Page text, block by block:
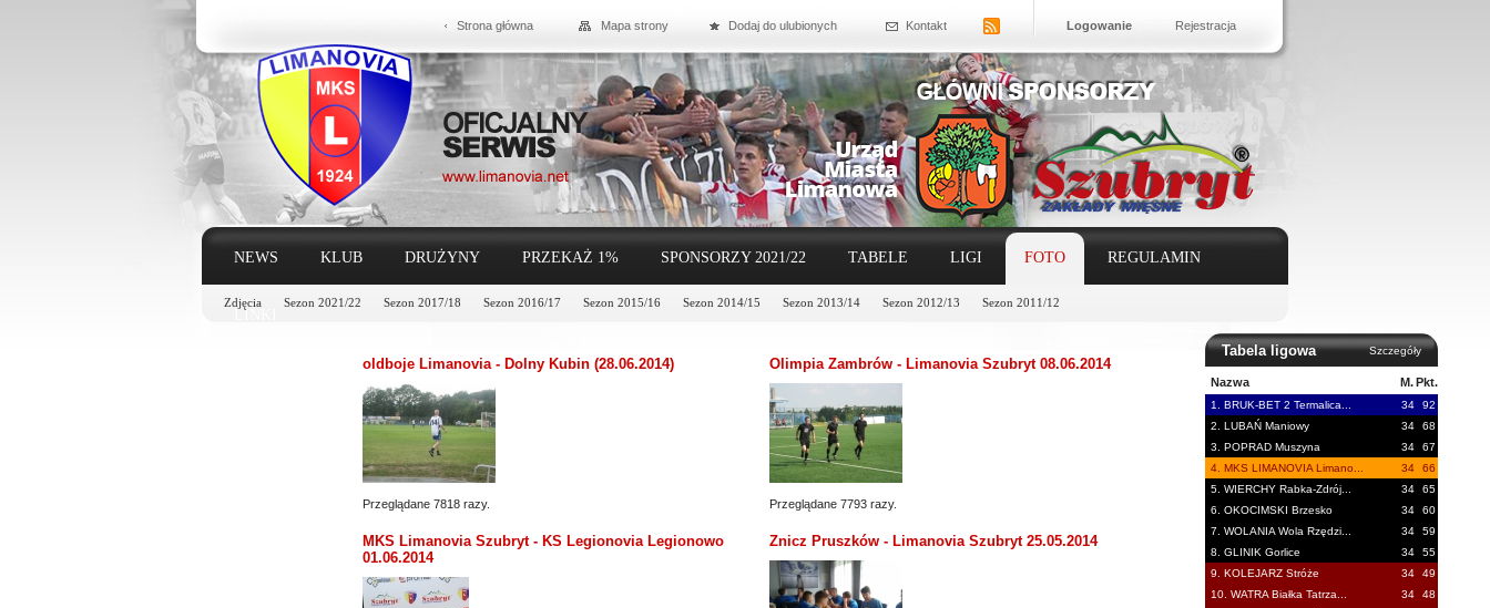
Strona główna Mapa strony Dodaj do ulubionych Kontakt Logowanie Rejestracja
NEWS KLUB DRUŻYNY PRZEKAŻ 1% SPONSORZY 2021/22 TABELE LIGI FOTO
Zdjęcia Sezon 2021/22 Sezon 2017/18 Sezon 2016/17 Sezon 2015/16 Sezon 2014/15 Sezon 2013/14 Sezon 2012/13 Sezon 2011/12
REGULAMIN
LINKI
Tabela ligowa Szczegóły
Nazwa M. Pkt.
1. BRUK-BET 2 Termalica... 34
92
2. LUBAŃ Maniowy
34
68
3. POPRAD Muszyna
34
67
4. MKS LIMANOVIA Limano...
34
66
5. WIERCHY Rabka-Zdrój...
34
65
6. OKOCIMSKI Brzesko
34
60
7. WOLANIA Wola Rzędzi...
34
59
8. GLINIK Gorlice
34
55
9. KOLEJARZ Stróże
34
49
10. WATRA Białka Tatrza...
34
48
oldboje Limanovia - Dolny Kubin (28.06.2014)
Przeglądane 7818 razy.
Olimpia Zambrów - Limanovia Szubryt 08.06.2014
Przeglądane 7793 razy.
MKS Limanovia Szubryt - KS Legionovia Legionowo
01.06.2014
Znicz Pruszków - Limanovia Szubryt 25.05.2014